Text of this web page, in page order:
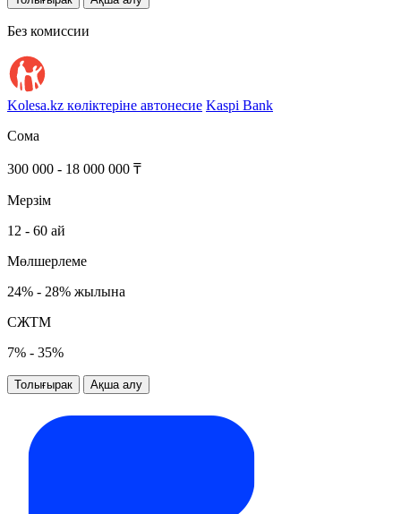
Без комиссии
Kolesa.kz көліктеріне автонесие Kaspi Bank
Сома
300 000 - 18 000 000 ₸
Мерзім
12 - 60 ай
Мөлшерлеме
24% - 28% жылына
СЖТМ
7% - 35%
Толығырак Ақша алу